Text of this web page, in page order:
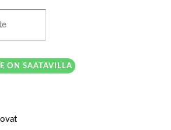
ON SAATAVILLA